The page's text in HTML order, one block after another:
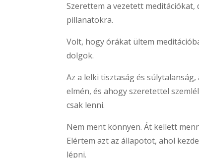
Szerettem a vezetett
pillanatokra.
Volt, hogy órákat ültem
dolgok.
Az a lelki tisztaság és
elmén, és ahogy szeretettel
csak lenni.
Nem ment könnyen. Át kellett
Elértem azt az állapotot, ahol
lépni.